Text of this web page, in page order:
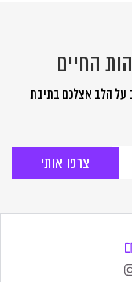
החיים
על הלב אצלכם בתיבת